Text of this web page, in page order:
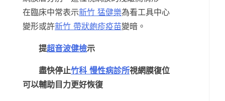
在臨床中常表示新竹 猛健樂為看工具中心
變形或許新竹 帶狀皰疹疫苗變暗。
提超音波健檢示
盡快停止竹科 慢性病診所視網膜復位
可以輔助目力更好恢復